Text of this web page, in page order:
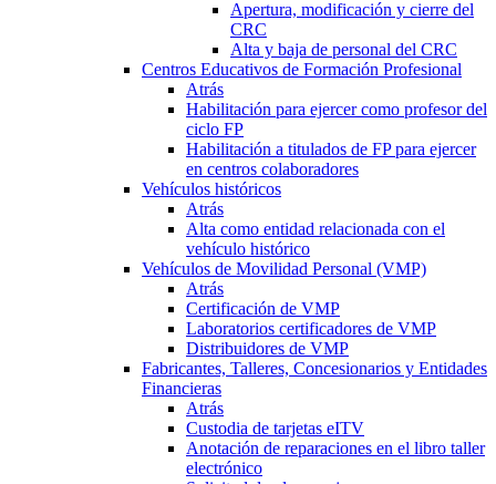
Apertura, modificación y cierre del
CRC
Alta y baja de personal del CRC
Centros Educativos de Formación Profesional
Atrás
Habilitación para ejercer como profesor del
ciclo FP
Habilitación a titulados de FP para ejercer
en centros colaboradores
Vehículos históricos
Atrás
Alta como entidad relacionada con el
vehículo histórico
Vehículos de Movilidad Personal (VMP)
Atrás
Certificación de VMP
Laboratorios certificadores de VMP
Distribuidores de VMP
Fabricantes, Talleres, Concesionarios y Entidades
Financieras
Atrás
Custodia de tarjetas eITV
Anotación de reparaciones en el libro taller
electrónico